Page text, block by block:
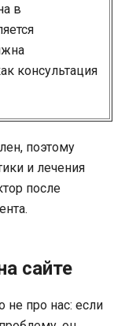
в
консультация
поэтому
и лечения
после
сайте
не про нас: если